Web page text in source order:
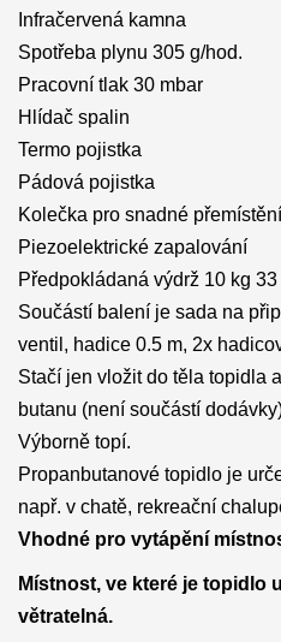
Infračervená kamna
Spotřeba plynu 305 g/hod.
Pracovní tlak 30 mbar
Hlídač spalin
Termo pojistka
Pádová pojistka
Kolečka pro snadné přemístění
Piezoelektrické zapalování
Předpokládaná výdrž 10 kg 33
Součástí balení je sada na
ventil, hadice 0.5 m, 2x
Stačí jen vložit do těla topidla
butanu (není součástí
Výborně topí.
Propanbutanové topidlo je
např. v chatě, rekreační
Vhodné pro vytápění
Místnost, ve které je topidlo
větratelná.